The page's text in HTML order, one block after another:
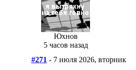
Юхнов
5 часов назад
#271 - 7 июля 2026, вторник